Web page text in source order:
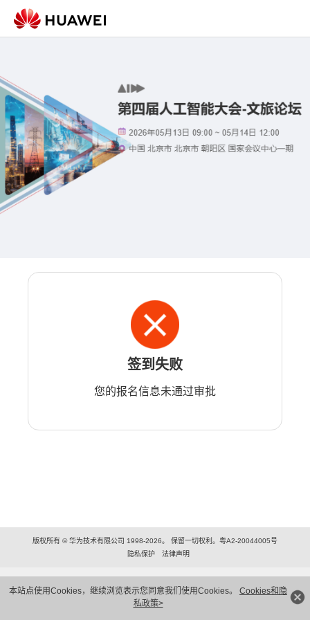
本站点使用Cookies，继续浏览表示您同意我们使用Cookies。 Cookies和隐
私政策>
签到失败
您的报名信息未通过审批
版权所有 © 华为技术有限公司 1998-2026。 保留一切权利。粤A2-20044005号
隐私保护
法律声明